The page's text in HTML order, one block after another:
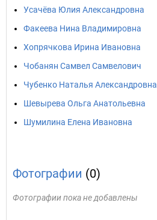
Усачёва Юлия Александровна
Факеева Нина Владимировна
Хопрячкова Ирина Ивановна
Чобанян Самвел Самвелович
Чубенко Наталья Александровна
Шевырева Ольга Анатольевна
Шумилина Елена Ивановна
Фотографии (0)
Фотографии пока не добавлены